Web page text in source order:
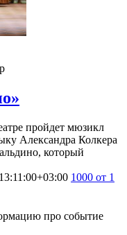
пройдет мюзикл
Александра Колкера
который
1000 от 1
про событие